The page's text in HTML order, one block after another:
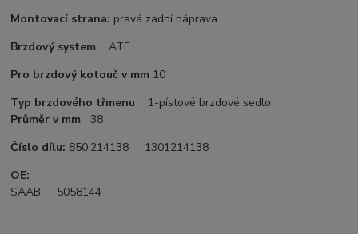
Montovací strana: pravá zadní náprava
Brzdový system
ATE
Pro brzdový kotouč v mm 10
Typ brzdového třmenu 1-pístové brzdové sedlo
Průměr v mm 38
Číslo dílu: 850.214138 1301214138
OE:
SAAB 5058144